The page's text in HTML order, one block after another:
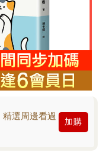
選周邊看過
加購